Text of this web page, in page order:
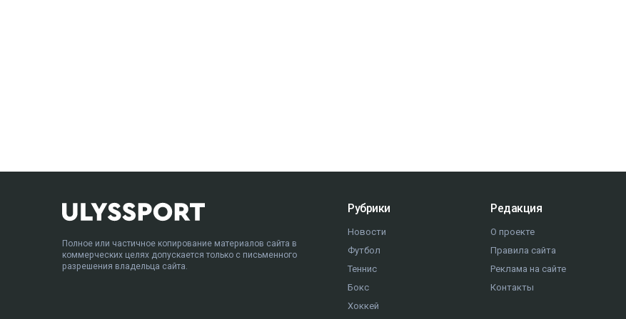
Полное или частичное копирование материалов сайта в
коммерческих целях допускается только с письменного
разрешения владельца сайта.
Рубрики
Новости
Футбол
Теннис
Бокс
Хоккей
Редакция
О проекте
Правила сайта
Реклама на сайте
Контакты